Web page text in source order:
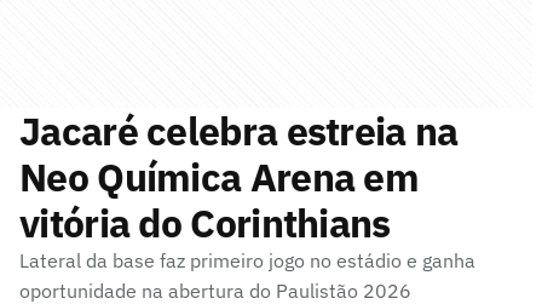
Jacaré celebra estreia na
Neo Química Arena em
vitória do Corinthians
Lateral da base faz primeiro jogo no estádio e ganha
oportunidade na abertura do Paulistão 2026